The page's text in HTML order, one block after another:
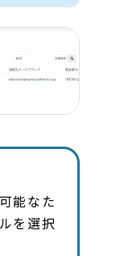
能なた
を選択